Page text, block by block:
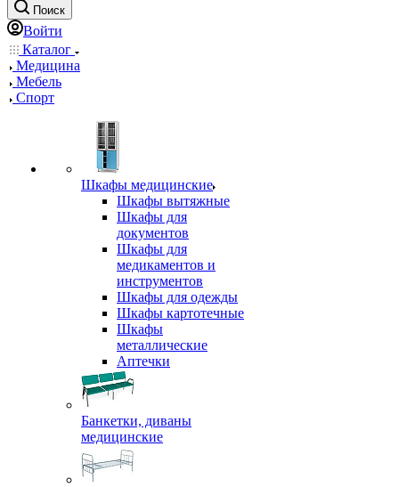
Поиск
Войти
Каталог
Медицина
Мебель
Спорт
Шкафы медицинские
Шкафы вытяжные
Шкафы для
документов
Шкафы для
медикаментов и
инструментов
Шкафы для одежды
Шкафы картотечные
Шкафы
металлические
Аптечки
Банкетки, диваны
медицинские